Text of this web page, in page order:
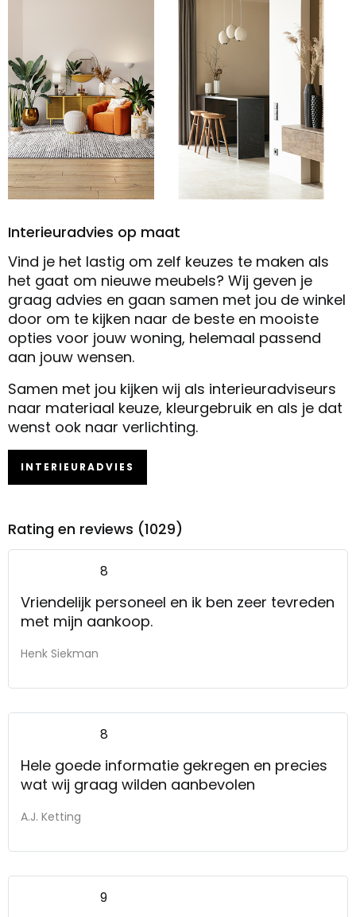
Interieuradvies op maat
Vind je het lastig om zelf keuzes te maken als
het gaat om nieuwe meubels? Wij geven je
graag advies en gaan samen met jou de winkel
door om te kijken naar de beste en mooiste
opties voor jouw woning, helemaal passend
aan jouw wensen.
Samen met jou kijken wij als interieuradviseurs
naar materiaal keuze, kleurgebruik en als je dat
wenst ook naar verlichting.
INTERIEURADVIES
Rating en reviews (1029)
8
Vriendelijk personeel en ik ben zeer tevreden
met mijn aankoop.
Henk Siekman
8
Hele goede informatie gekregen en precies
wat wij graag wilden aanbevolen
A.J. Ketting
9